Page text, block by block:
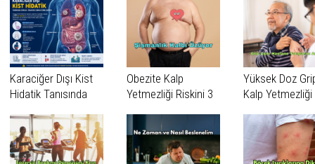
Tanınıyor
Karaciğer Dışı Kist
Hidatik Tanısında
Üniversitesi’nden
Dikkat Çeken
Araştırma
Obezite Kalp
Yetmezliği Riskini 3
Artırabiliyor
Yüksek Doz
Kalp Yetmezliği
Yatışlarını